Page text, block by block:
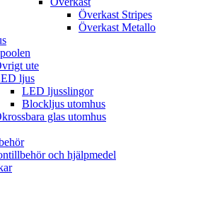
Överkast Stripes
Överkast Metallo
ute
ljus
LED ljusslingor
Blockljus utomhus
glas utomhus
och hjälpmedel